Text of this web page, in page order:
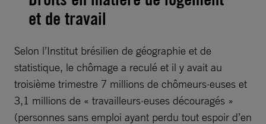
et de travail
Selon l’Institut brésilien de géographie et de
statistique, le chômage a reculé et il y avait au
troisième trimestre 7 millions de chômeurs·euses et
3,1 millions de « travailleurs·euses découragés »
(personnes sans emploi ayant perdu tout espoir d’en